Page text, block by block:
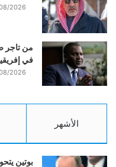
2026
من تاجر
في
2026
الأشهر
بوتين